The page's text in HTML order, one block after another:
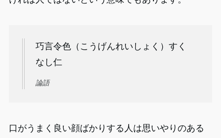
巧言令色（こうげんれいしょく）すく
なし仁
論語
口がうまく良い顔ばかりする人は思いやりのある